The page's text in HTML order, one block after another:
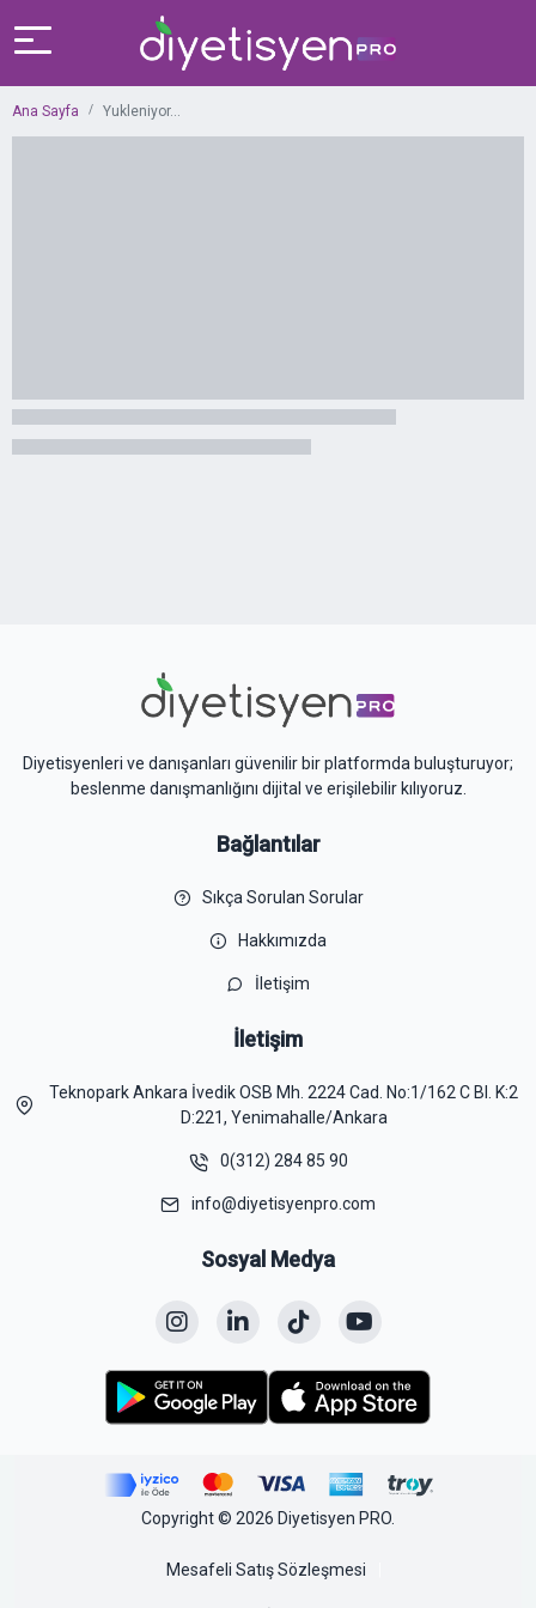
Ana Sayfa Yukleniyor...
Diyetisyenleri ve danışanları güvenilir bir platformda buluşturuyor;
beslenme danışmanlığını dijital ve erişilebilir kılıyoruz.
Bağlantılar
Sıkça Sorulan Sorular
Hakkımızda
İletişim
İletişim
Teknopark Ankara İvedik OSB Mh. 2224 Cad. No:1/162 C Bl. K:2
D:221, Yenimahalle/Ankara
0(312) 284 85 90
info@diyetisyenpro.com
Sosyal Medya
Copyright © 2026 Diyetisyen PRO.
Mesafeli Satış Sözleşmesi